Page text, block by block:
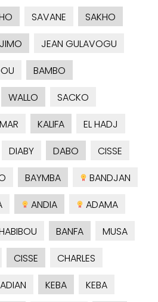
SAVANE
SAKHO
JEAN GULAVOGU
BAMBO
WALLO
SACKO
KALIFA
EL HADJ
DIABY DABO
CISSE
BAYMBA
BANDJAN
ANDIA
ADAMA
BANFA
MUSA
CISSE
CHARLES
KEBA
KEBA